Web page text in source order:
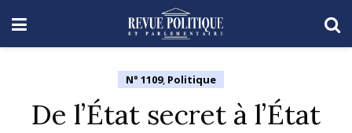
N° 1109, Politique
De l’État secret à l’État